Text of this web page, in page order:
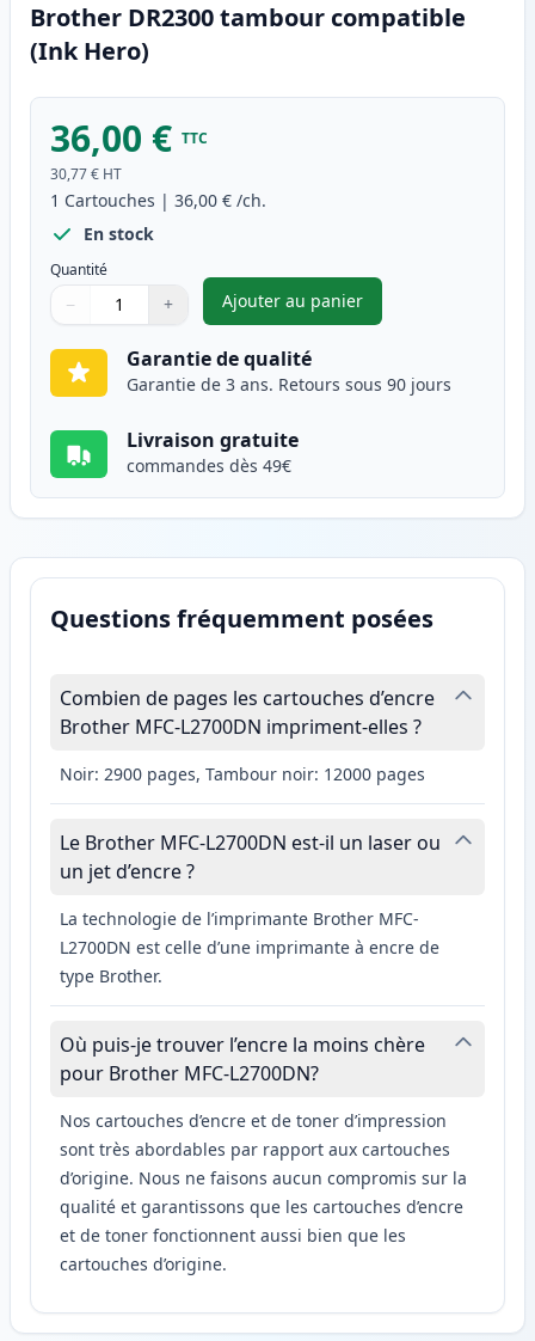
Brother DR2300 tambour compatible
(Ink Hero)
36,00 € TTC
30,77 € HT
1 Cartouches | 36,00 € /ch.
En stock
Quantité
Quantité
Utilisez les boutons pour ajuster
− +
Quantité
Ajouter au panier
,Brother DR2300 tambour
Garantie de qualité
Garantie de 3 ans. Retours sous 90 jours
Livraison gratuite
commandes dès 49€
Questions fréquemment posées
Combien de pages les cartouches d’encre
Brother MFC-L2700DN impriment-elles ?
Noir: 2900 pages, Tambour noir: 12000 pages
Le Brother MFC-L2700DN est-il un laser ou
un jet d’encre ?
La technologie de l’imprimante Brother MFC-
L2700DN est celle d’une imprimante à encre de
type Brother.
Où puis-je trouver l’encre la moins chère
pour Brother MFC-L2700DN?
Nos cartouches d’encre et de toner d’impression
sont très abordables par rapport aux cartouches
d’origine. Nous ne faisons aucun compromis sur la
qualité et garantissons que les cartouches d’encre
et de toner fonctionnent aussi bien que les
cartouches d’origine.